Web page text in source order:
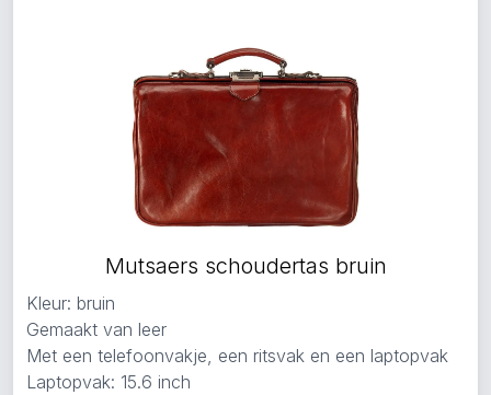
Mutsaers schoudertas bruin
Kleur: bruin
Gemaakt van leer
Met een telefoonvakje, een ritsvak en een laptopvak
Laptopvak: 15.6 inch